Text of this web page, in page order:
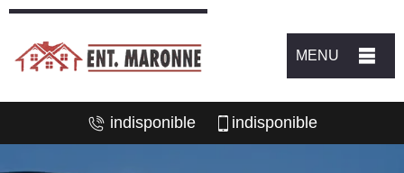
MENU
indisponible indisponible